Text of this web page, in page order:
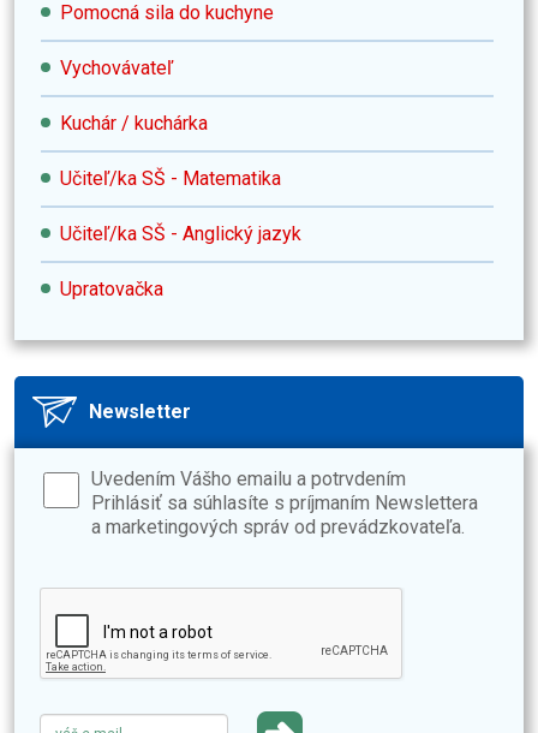
Pomocná sila do kuchyne
Vychovávateľ
Kuchár / kuchárka
Učiteľ/ka SŠ - Matematika
Učiteľ/ka SŠ - Anglický jazyk
Upratovačka
Newsletter
Uvedením Vášho emailu a potrvdením
Prihlásiť sa súhlasíte s príjmaním Newslettera
a marketingových správ od prevádzkovateľa.